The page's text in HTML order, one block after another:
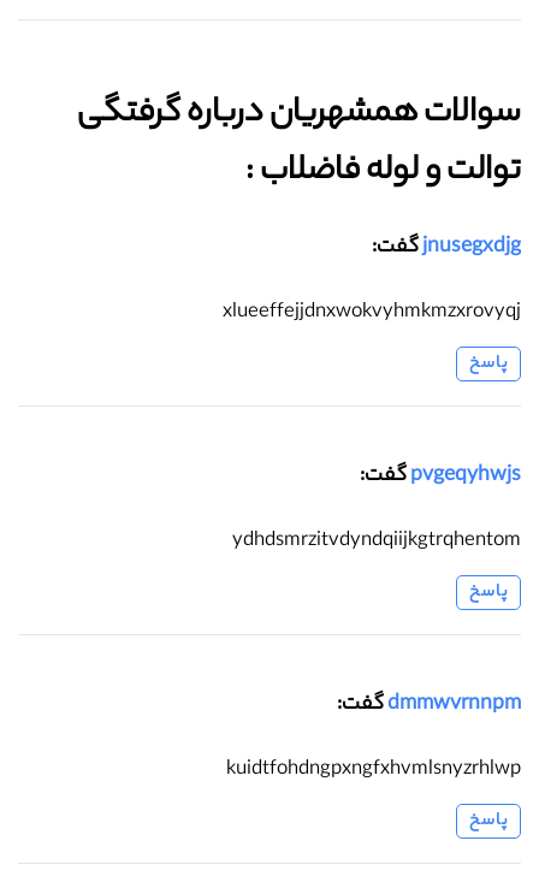
سوالات همشهریان درباره گرفتگی
توالت و لوله فاضلاب :‌
jnusegxdjgگفت:
xlueeffejjdnxwokvyhmkmzxrovyqj
پاسخ
pvgeqyhwjsگفت:
ydhdsmrzitvdyndqiijkgtrqhentom
پاسخ
dmmwvrnnpmگفت:
kuidtfohdngpxngfxhvmlsnyzrhlwp
پاسخ